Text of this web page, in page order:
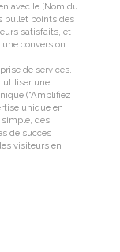
avec le [Nom du
bullet points des
satisfaits, et
conversion
de services,
utiliser une
("Amplifiez
unique en
simple, des
de succès
visiteurs en